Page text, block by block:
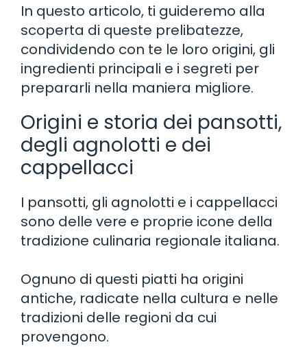
In questo articolo, ti guideremo alla
scoperta di queste prelibatezze,
condividendo con te le loro origini, gli
ingredienti principali e i segreti per
prepararli nella maniera migliore.
Origini e storia dei pansotti,
degli agnolotti e dei
cappellacci
I pansotti, gli agnolotti e i cappellacci
sono delle vere e proprie icone della
tradizione culinaria regionale italiana.
Ognuno di questi piatti ha origini
antiche, radicate nella cultura e nelle
tradizioni delle regioni da cui
provengono.